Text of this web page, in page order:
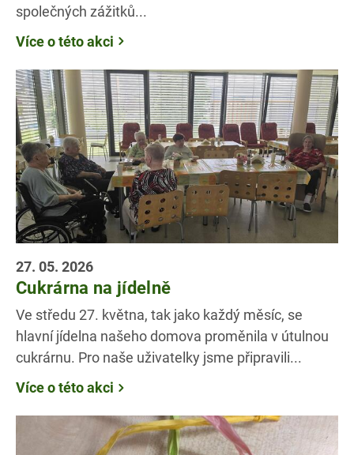
společných zážitků...
Více o této akci
27. 05. 2026
Cukrárna na jídelně
Ve středu 27. května, tak jako každý měsíc, se
hlavní jídelna našeho domova proměnila v útulnou
cukrárnu. Pro naše uživatelky jsme připravili...
Více o této akci